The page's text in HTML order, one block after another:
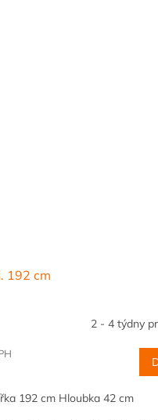
192 cm
2 - 4 týdny
192 cm Hloubka 42 cm